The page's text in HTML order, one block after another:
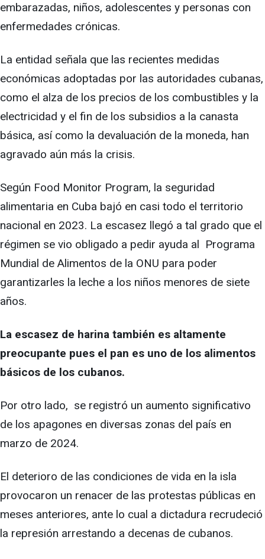
embarazadas, niños, adolescentes y personas con
enfermedades crónicas.
La entidad señala que las recientes medidas
económicas adoptadas por las autoridades cubanas,
como el alza de los precios de los combustibles y la
electricidad y el fin de los subsidios a la canasta
básica, así como la devaluación de la moneda, han
agravado aún más la crisis.
Según Food Monitor Program, la seguridad
alimentaria en Cuba bajó en casi todo el territorio
nacional en 2023. La escasez llegó a tal grado que el
régimen se vio obligado a pedir ayuda al Programa
Mundial de Alimentos de la ONU para poder
garantizarles la leche a los niños menores de siete
años.
La escasez de harina también es altamente
preocupante pues el pan es uno de los alimentos
básicos de los cubanos.
Por otro lado, se registró un aumento significativo
de los apagones en diversas zonas del país en
marzo de 2024.
El deterioro de las condiciones de vida en la isla
provocaron un renacer de las protestas públicas en
meses anteriores, ante lo cual a dictadura recrudeció
la represión arrestando a decenas de cubanos.